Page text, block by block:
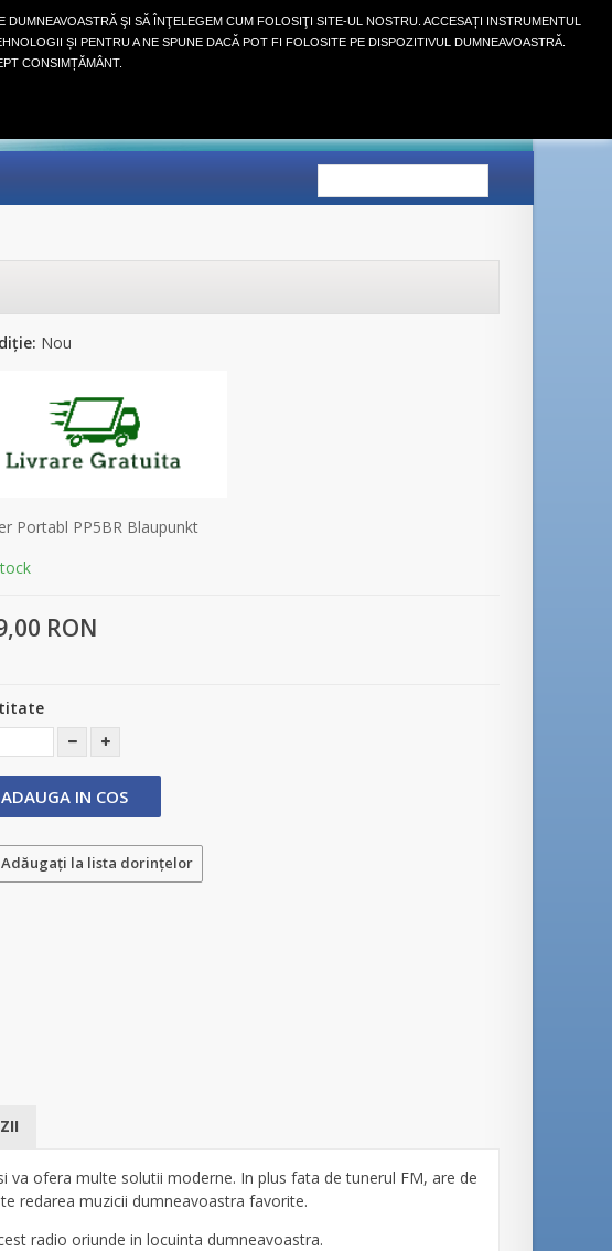
Nou
Portabl PP5BR Blaupunkt
RON
ADAUGA IN COS
Adăugaţi la lista dorinţelor
va ofera multe solutii moderne. In plus fata de tunerul FM, are de
redarea muzicii dumneavoastra favorite.
radio oriunde in locuinta dumneavoastra.
ŞI SĂ ÎNŢELEGEM CUM FOLOSIŢI SITE-UL NOSTRU. ACCESAȚI INSTRUMENTUL
ȘI PENTRU A NE SPUNE DACĂ POT FI FOLOSITE PE DISPOZITIVUL DUMNEAVOASTRĂ.
CONSIMȚĂMÂNT.